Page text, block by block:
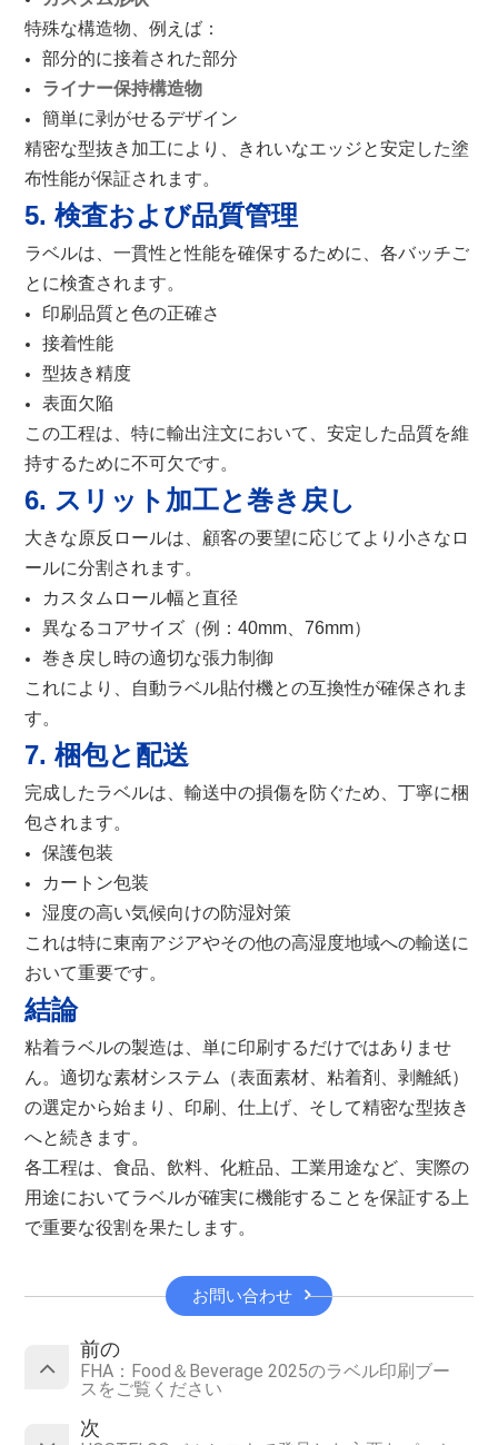
特殊な構造物、例えば：
部分的に接着された部分
ライナー保持構造物
簡単に剥がせるデザイン
精密な型抜き加工により、きれいなエッジと安定した塗
布性能が保証されます。
5. 検査および品質管理
ラベルは、一貫性と性能を確保するために、各バッチご
とに検査されます。
印刷品質と色の正確さ
接着性能
型抜き精度
表面欠陥
この工程は、特に輸出注文において、安定した品質を維
持するために不可欠です。
6. スリット加工と巻き戻し
大きな原反ロールは、顧客の要望に応じてより小さなロ
ールに分割されます。
カスタムロール幅と直径
異なるコアサイズ（例：40mm、76mm）
巻き戻し時の適切な張力制御
これにより、自動ラベル貼付機との互換性が確保されま
す。
7. 梱包と配送
完成したラベルは、輸送中の損傷を防ぐため、丁寧に梱
包されます。
保護包装
カートン包装
湿度の高い気候向けの防湿対策
これは特に東南アジアやその他の高湿度地域への輸送に
おいて重要です。
結論
粘着ラベルの製造は、単に印刷するだけではありませ
ん。適切な素材システム（表面素材、粘着剤、剥離紙）
の選定から始まり、印刷、仕上げ、そして精密な型抜き
へと続きます。
各工程は、食品、飲料、化粧品、工業用途など、実際の
用途においてラベルが確実に機能することを保証する上
で重要な役割を果たします。
お問い合わせ
前の
FHA：Food＆Beverage 2025のラベル印刷ブー
スをご覧ください
次